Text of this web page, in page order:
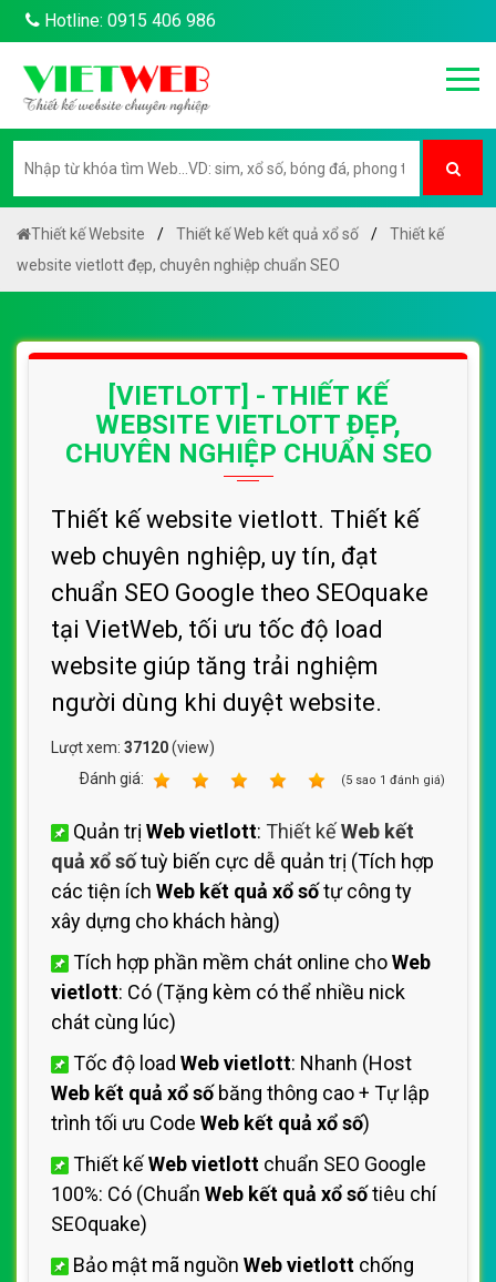
Hotline: 0915 406 986
Thiết kế Website Thiết kế Web kết quả xổ số
Thiết kế
website vietlott đẹp, chuyên nghiệp chuẩn SEO
[VIETLOTT] - THIẾT KẾ
WEBSITE VIETLOTT ĐẸP,
CHUYÊN NGHIỆP CHUẨN SEO
Thiết kế website vietlott. Thiết kế
web chuyên nghiệp, uy tín, đạt
chuẩn SEO Google theo SEOquake
tại VietWeb, tối ưu tốc độ load
website giúp tăng trải nghiệm
người dùng khi duyệt website.
Lượt xem: 37120(view)
Ðánh giá:
(5 sao 1 đánh giá)
Quản trị Web vietlott: Thiết kếWeb kết
quả xổ sốtuỳ biến cực dễ quản trị (Tích hợp
các tiện ích Web kết quả xổ sốtự công ty
xây dựng cho khách hàng)
Tích hợp phần mềm chát online choWeb
vietlott: Có (Tặng kèm có thể nhiều nick
chát cùng lúc)
Tốc độ load Web vietlott: Nhanh (Host
Web kết quả xổ sốbăng thông cao + Tự lập
trình tối ưu Code Web kết quả xổ số)
Thiết kếWeb vietlott chuẩn SEO Google
100%: Có (Chuẩn Web kết quả xổ sốtiêu chí
SEOquake)
Bảo mật mã nguồn Web vietlott chống